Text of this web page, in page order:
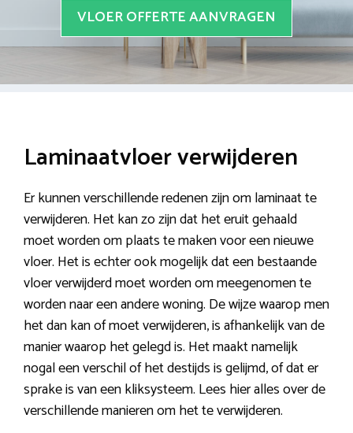
VLOER OFFERTE AANVRAGEN
Laminaatvloer verwijderen
Er kunnen verschillende redenen zijn om laminaat te
verwijderen. Het kan zo zijn dat het eruit gehaald
moet worden om plaats te maken voor een nieuwe
vloer. Het is echter ook mogelijk dat een bestaande
vloer verwijderd moet worden om meegenomen te
worden naar een andere woning. De wijze waarop men
het dan kan of moet verwijderen, is afhankelijk van de
manier waarop het gelegd is. Het maakt namelijk
nogal een verschil of het destijds is gelijmd, of dat er
sprake is van een kliksysteem. Lees hier alles over de
verschillende manieren om het te verwijderen.